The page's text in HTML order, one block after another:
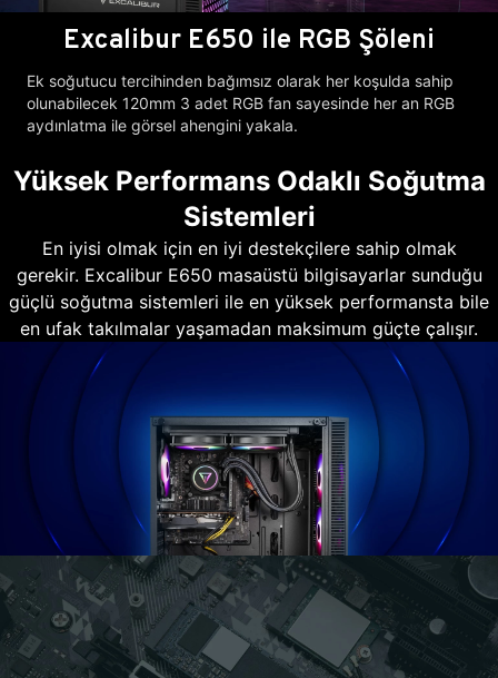
Excalibur E650 ile RGB Şöleni
Ek soğutucu tercihinden bağımsız olarak her koşulda sahip
olunabilecek 120mm 3 adet RGB fan sayesinde her an RGB
aydınlatma ile görsel ahengini yakala.
Yüksek Performans Odaklı Soğutma
Sistemleri
En iyisi olmak için en iyi destekçilere sahip olmak
gerekir. Excalibur E650 masaüstü bilgisayarlar sunduğu
güçlü soğutma sistemleri ile en yüksek performansta bile
en ufak takılmalar yaşamadan maksimum güçte çalışır.